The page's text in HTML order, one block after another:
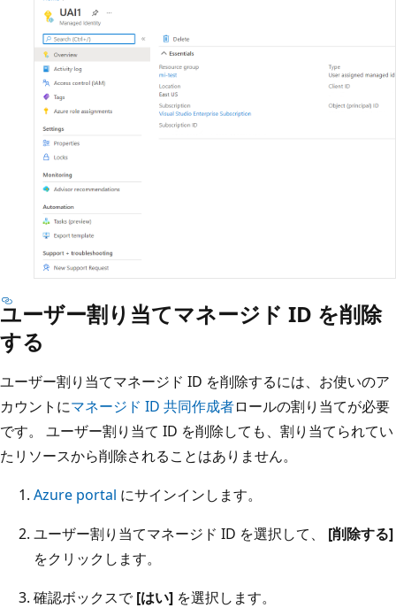
ユーザー割り当てマネージド ID を削除
する
ユーザー割り当てマネージド ID を削除するには、お使いのア
カウントにマネージド ID 共同作成者ロールの割り当てが必要
です。 ユーザー割り当て ID を削除しても、割り当てられてい
たリソースから削除されることはありません。
Azure portal にサインインします。
ユーザー割り当てマネージド ID を選択して、 [削除する]
をクリックします。
確認ボックスで[はい] を選択します。